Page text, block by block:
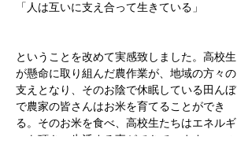
「人は互いに支え合って生きている」
ということを改めて実感致しました。高校生
が懸命に取り組んだ農作業が、地域の方々の
支えとなり、そのお陰で休眠している田んぼ
で農家の皆さんはお米を育てることができ
る。そのお米を食べ、高校生たちはエネルギ
ーを頂き、生活する事ができています。この